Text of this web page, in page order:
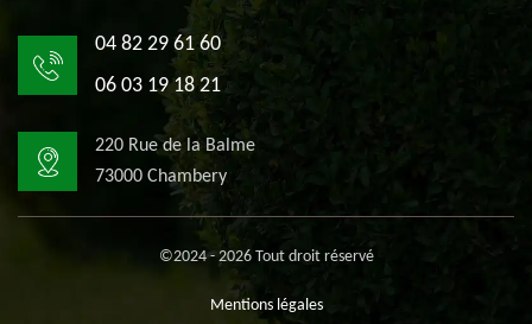
04 82 29 61 60
06 03 19 18 21
220 Rue de la Balme
73000 Chambery
©2024 - 2026 Tout droit réservé
Mentions légales